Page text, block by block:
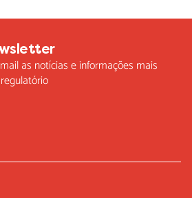
as notícias e informações mais